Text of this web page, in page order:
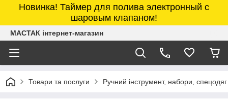
Новинка! Таймер для полива электронный с
шаровым клапаном!
МАСТАК інтернет-магазин
Товари та послуги Ручний інструмент, набори, спецодяг